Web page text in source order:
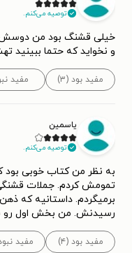
توصیه می‌کنم.
خیلی قشنگ بود من دوسش
و نخواید که حتما
مفید بود (۳) مفید
یاسمین
توصیه می‌کنم.
به نظر من کتاب خوبی
تمومش کردم. جملات
برمیگردم. داستانیه که
رسیدنش. من بخش اول رو
مفید بود (۴) مفید نبود